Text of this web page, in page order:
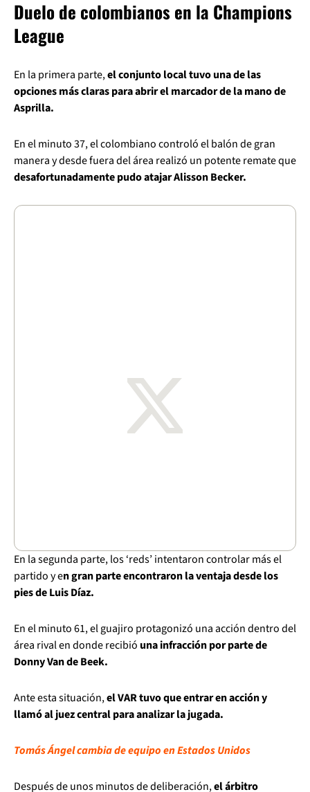
Duelo de colombianos en la Champions
League
En la primera parte,el conjunto local tuvo una de las
opciones más claras para abrir el marcador de la mano de
Asprilla.
En el minuto 37, el colombiano controló el balón de gran
manera y desde fuera del área realizó un potente remate que
desafortunadamente pudo atajar Alisson Becker.
En la segunda parte, los ‘reds’ intentaron controlar más el
partido y en gran parte encontraron la ventaja desde los
pies de Luis Díaz.
En el minuto 61, el guajiro protagonizó una acción dentro del
área rival en donde recibió una infracción por parte de
Donny Van de Beek.
Ante esta situación,el VAR tuvo que entrar en acción y
llamó al juez central para analizar la jugada.
Tomás Ángel cambia de equipo en Estados Unidos
Después de unos minutos de deliberación,el árbitro